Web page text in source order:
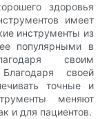
здоровья
имеет
инструменты из
популярными в
своим
своей
точные и
меняют
и для пациентов.